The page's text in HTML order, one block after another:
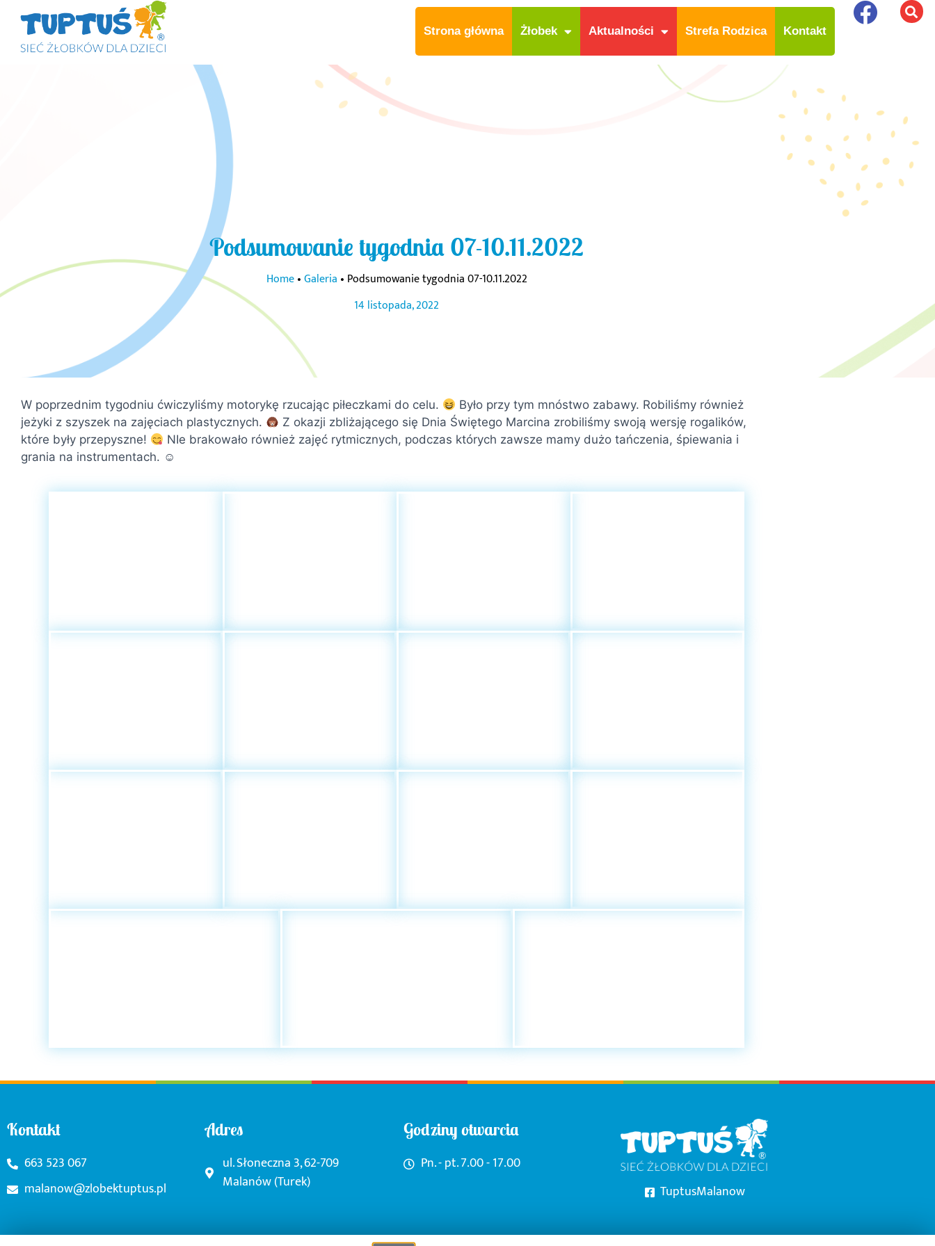
Strona główna Żłobek Aktualności Strefa Rodzica Kontakt
Podsumowanie tygodnia 07-10.11.2022
Home•Galeria • Podsumowanie tygodnia 07-10.11.2022
14 listopada, 2022
W poprzednim tygodniu ćwiczyliśmy motorykę rzucając piłeczkami do celu.
Było przy tym mnóstwo zabawy. Robiliśmy również
jeżyki z szyszek na zajęciach plastycznych.
Z okazji zbliżającego się Dnia Świętego Marcina zrobiliśmy swoją wersję rogalików,
które były przepyszne!
NIe brakowało również zajęć rytmicznych, podczas których zawsze mamy dużo tańczenia, śpiewania i
grania na instrumentach. ☺
Kontakt
663 523 067
malanow@zlobektuptus.pl
Adres
ul. Słoneczna 3, 62-709
Malanów (Turek)
Godziny otwarcia
Pn. - pt. 7.00 - 17.00
TuptusMalanow